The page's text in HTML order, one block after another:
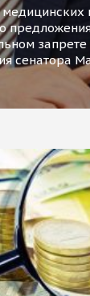
запрете
сенатора